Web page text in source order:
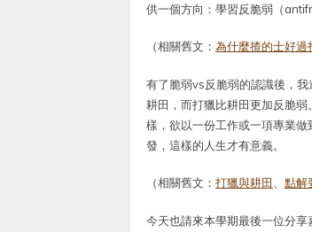
供一個方向：學習反脆弱（
（相關舊文： 為什麼揸的士好過
有了脆弱vs反脆弱的認識後，
耕田，而打獵比耕田更加反脆
樣，欲以一份工作或一項專業
發，這樣的人生才有意義。
（相關舊文： 打獵與耕田 點解
今天也請來本學期最後一位分